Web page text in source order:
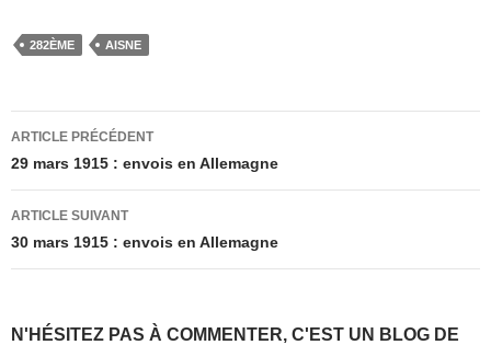
282ÈME AISNE
Navigation
des
articles
ARTICLE PRÉCÉDENT
29 mars 1915 : envois en Allemagne
ARTICLE SUIVANT
30 mars 1915 : envois en Allemagne
N'HÉSITEZ PAS À COMMENTER, C'EST UN BLOG DE